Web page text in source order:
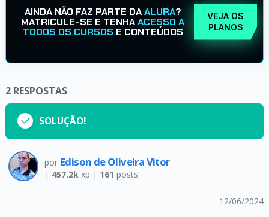
AINDA NÃO FAZ PARTE DAALURA?
MATRICULE-SE E TENHAACESSO A
TODOS OS CURSOS E CONTEÚDOS
VEJA OS
PLANOS
2 RESPOSTAS
SOLUÇÃO!
por Edison de Oliveira Vitor
| 457.2kxp | 161 posts
12/06/2024